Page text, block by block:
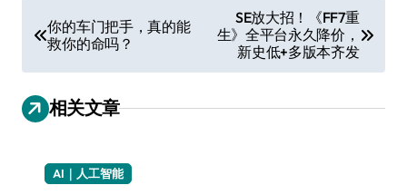
章
导
航
你的车门把手，真的能
救你的命吗？
SE放大招！《FF7重
生》全平台永久降价，
新史低+多版本齐发
相关文章
AI｜人工智能